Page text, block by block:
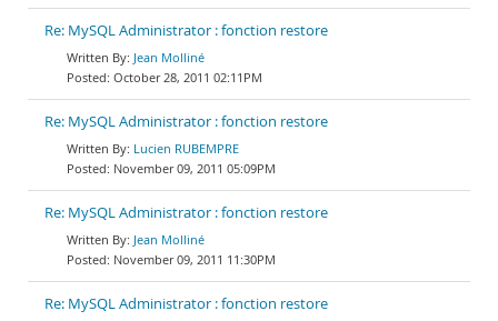
Re: MySQL Administrator : fonction restore
Jean Molliné
October 28, 2011 02:11PM
Re: MySQL Administrator : fonction restore
Lucien RUBEMPRE
November 09, 2011 05:09PM
Re: MySQL Administrator : fonction restore
Jean Molliné
November 09, 2011 11:30PM
Re: MySQL Administrator : fonction restore